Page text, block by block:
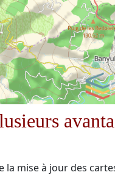
la mise à jour des